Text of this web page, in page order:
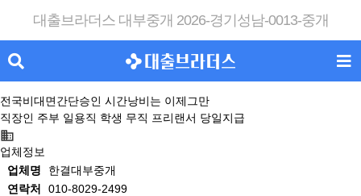
대출브라더스 대부중개 2026-경기성남-0013-중개
전국비대면간단승인 시간낭비는 이제그만
직장인 주부 일용직 학생 무직 프리랜서 당일지급
업체정보
업체명
한결대부중개
연락처
010-8029-2499